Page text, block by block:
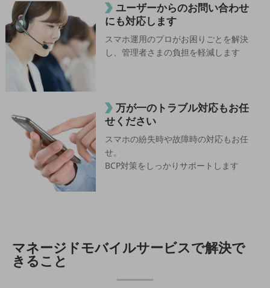
DXに関する課題を解決する
サービス・ソリューションをご紹介
カテゴリーで探す
カテゴリーで探すTOP
ネットワーク・モバイル
クラウド・データセンター
電話・映像コミュニケーション
セキュリティ
運用管理
業務支援・マーケティング
ユーザーからのお問い合わせ
にも対応します
スマホ運用のプロがお困りごとを解決
し、管理者さまの負担を軽減します
万が一のトラブル対応もお任
せください
スマホの紛失時や故障時の対応もお任
せ。
BCP対策をしっかりサポートします
マネージドモバイルサービスで解決で
きること